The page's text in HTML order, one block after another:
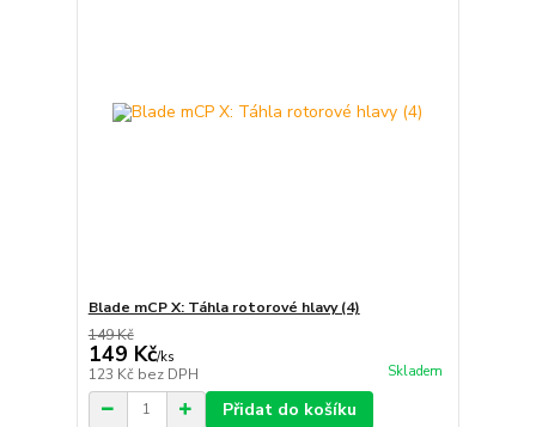
Blade mCP X: Táhla rotorové hlavy (4)
149 Kč
149 Kč/ks
123 Kč bez DPH Skladem
Přidat do košíku